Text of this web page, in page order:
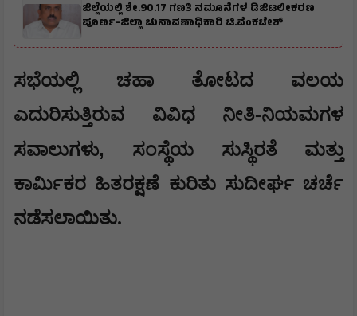
ಜಿಲ್ಲೆಯಲ್ಲಿ ಶೇ.90.17 ಗಣತಿ ನಮೂನೆಗಳ ಡಿಜಿಟಲೀಕರಣ
ಪೂರ್ಣ-ಜಿಲ್ಲಾ ಚುನಾವಣಾಧಿಕಾರಿ ಟಿ.ವೆಂಕಟೇಶ್
​ಸಭೆಯಲ್ಲಿ ಚಹಾ ತೋಟದ ವಲಯ
ಎದುರಿಸುತ್ತಿರುವ ವಿವಿಧ ನೀತಿ-ನಿಯಮಗಳ
ಸವಾಲುಗಳು, ಸಂಸ್ಥೆಯ ಸುಸ್ಥಿರತೆ ಮತ್ತು
ಕಾರ್ಮಿಕರ ಹಿತರಕ್ಷಣೆ ಕುರಿತು ಸುದೀರ್ಘ ಚರ್ಚೆ
ನಡೆಸಲಾಯಿತು.